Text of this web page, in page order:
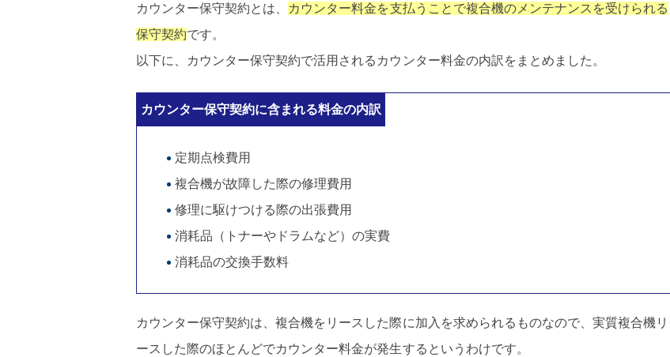
カウンター保守契約とは、 カウンター料金を支払うことで複合機のメンテナンスを受けられる
保守契約です。
以下に、カウンター保守契約で活用されるカウンター料金の内訳をまとめました。
カウンター保守契約に含まれる料金の内訳
定期点検費用
複合機が故障した際の修理費用
修理に駆けつける際の出張費用
消耗品（トナーやドラムなど）の実費
消耗品の交換手数料
カウンター保守契約は、複合機をリースした際に加入を求められるものなので、実質複合機リ
ースした際のほとんどでカウンター料金が発生するというわけです。